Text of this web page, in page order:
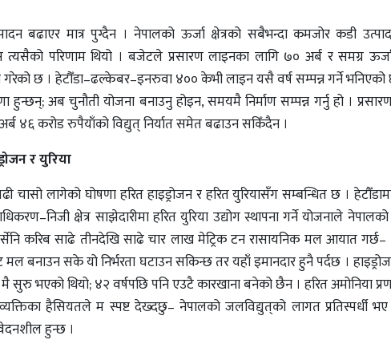
बढाएर मात्र पुग्दैन । नेपालको ऊर्जा क्षेत्रको सबैभन्दा कमजोर कडी
त्यसैको परिणाम थियो । बजेटले प्रसारण लाइनका लागि ७० अर्ब र समग्र
गरेको छ । हेटौँडा–ढल्केबर–इनरुवा ४०० केभी लाइन यसै वर्ष सम्पन्न गर्ने
हुन्छन्; अब चुनौती योजना बनाउनु होइन, समयमै निर्माण सम्पन्न गर्नु हो ।
४६ करोड रुपैयाँको विद्युत् निर्यात समेत बढाउन सकिँदैन ।
र युरिया
चासो लागेको घोषणा हरित हाइड्रोजन र हरित युरियासँग सम्बन्धित छ ।
क्षेत्र साझेदारीमा हरित युरिया उद्योग स्थापना गर्ने योजनाले
करिब साढे तीनदेखि साढे चार लाख मेट्रिक टन रासायनिक मल आयात
मल बनाउन सके यो निर्भरता घटाउन सकिन्छ तर यहाँ इमानदार हुनै पर्दछ ।
सुरु भएको थियो; ४२ वर्षपछि पनि एउटै कारखाना बनेको छैन । हरित अमोनिया
हैसियतले म स्पष्ट देख्दछु– नेपालको जलविद्युत्‌को लागत प्रतिस्पर्धी
हुन्छ ।